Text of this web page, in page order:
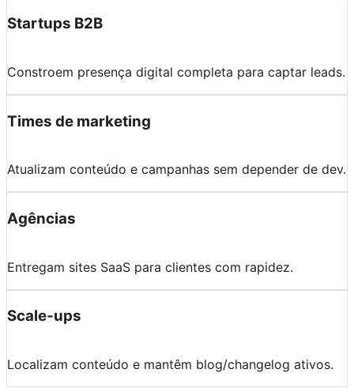
Startups B2B
Constroem presença digital completa para captar leads.
Times de marketing
Atualizam conteúdo e campanhas sem depender de dev.
Agências
Entregam sites SaaS para clientes com rapidez.
Scale-ups
Localizam conteúdo e mantêm blog/changelog ativos.